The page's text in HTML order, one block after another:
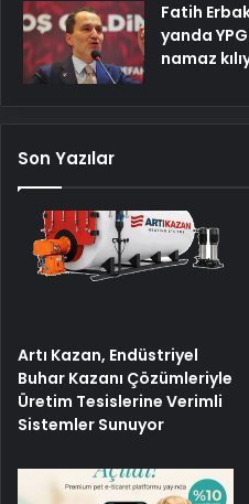
Fatih
yanda
namaz
Son Yazılar
Artı Kazan, Endüstriyel
Buhar Kazanı Çözümleriyle
Üretim Tesislerine Verimli
Sistemler Sunuyor